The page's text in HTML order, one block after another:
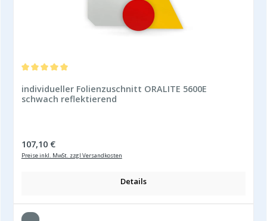
individueller Folienzuschnitt ORALITE 5600E
schwach reflektierend
Regulärer Preis:
107,10 €
Preise inkl. MwSt. zzgl Versandkosten
Details